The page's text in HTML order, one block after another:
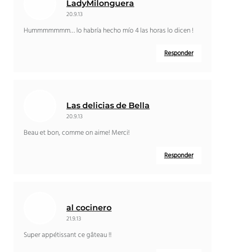
LadyMilonguera
20.9.13
Hummmmmmm… lo habría hecho mío 4 las horas lo dicen !
Responder
Las delicias de Bella
20.9.13
Beau et bon,comme on aime! Merci!
Responder
al cocinero
21.9.13
Super appétissant ce gâteau!!